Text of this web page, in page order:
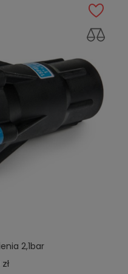
2,1bar
Cena